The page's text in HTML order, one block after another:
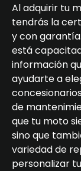
Al adquirir tu
tendrás la
y con
está
información
ayudarte a
de
que tu moto
sino que
variedad de
personalizar